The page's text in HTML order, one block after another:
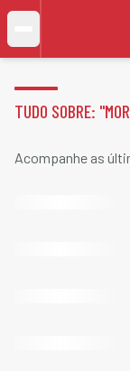
TUDO SOBRE: "
Acompanhe as